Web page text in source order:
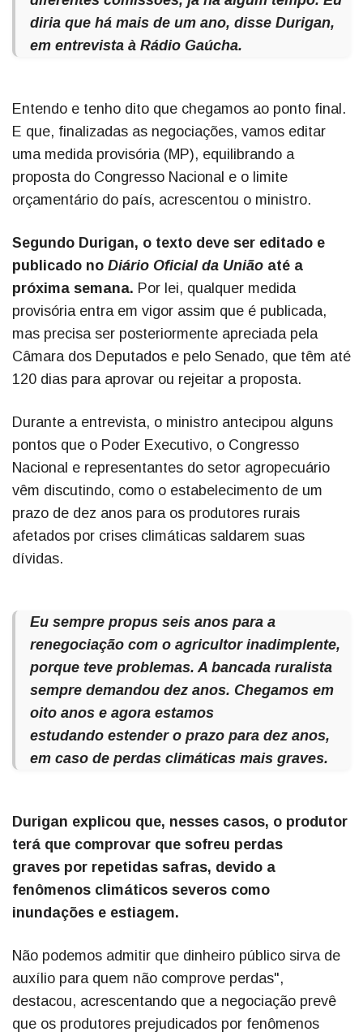
diria que há mais de um ano, disse Durigan,
em entrevista à Rádio Gaúcha.
Entendo e tenho dito que chegamos ao ponto final.
E que, finalizadas as negociações, vamos editar
uma medida provisória (MP), equilibrando a
proposta do Congresso Nacional e o limite
orçamentário do país, acrescentou o ministro.
Segundo Durigan, o texto deve ser editado e
publicado no Diário Oficial da União até a
próxima semana. Por lei, qualquer medida
provisória entra em vigor assim que é publicada,
mas precisa ser posteriormente apreciada pela
Câmara dos Deputados e pelo Senado, que têm até
120 dias para aprovar ou rejeitar a proposta.
Durante a entrevista, o ministro antecipou alguns
pontos que o Poder Executivo, o Congresso
Nacional e representantes do setor agropecuário
vêm discutindo, como o estabelecimento de um
prazo de dez anos para os produtores rurais
afetados por crises climáticas saldarem suas
dívidas.
Eu sempre propus seis anos para a
renegociação com o agricultor inadimplente,
porque teve problemas. A bancada ruralista
sempre demandou dez anos. Chegamos em
oito anos e agora estamos
estudando estender o prazo para dez anos,
em caso de perdas climáticas mais graves.
Durigan explicou que, nesses casos, o produtor
terá que comprovar que sofreu perdas
graves por repetidas safras, devido a
fenômenos climáticos severos como
inundações e estiagem.
Não podemos admitir que dinheiro público sirva de
auxílio para quem não comprove perdas",
destacou, acrescentando que a negociação prevê
que os produtores prejudicados por fenômenos